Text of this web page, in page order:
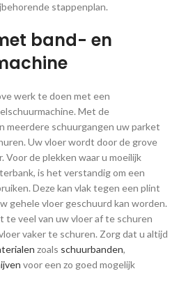
stappenplan.
band- en
werk te doen met een
Met de
meerdere schuurgangen uw parket
Uw vloer wordt door de grove
de plekken waar u moeilijk
is het verstandig om een
Deze kan vlak tegen een plint
gehele vloer geschuurd kan worden.
te veel van uw vloer af te schuren
vaker te schuren. Zorg dat u altijd
zoals schuurbanden,
voor een zo goed mogelijk